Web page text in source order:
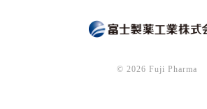
© 2026 Fuji Pharma